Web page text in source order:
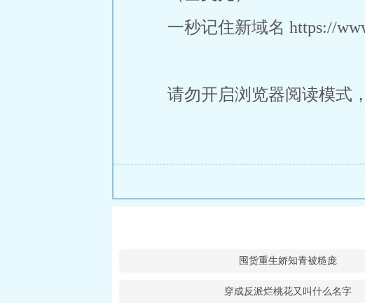
一秒记住新域名 https://
请勿开启浏览器阅读模式
囤货重生娇知青被糙庞
穿成反派烂桃花又叫什么名字